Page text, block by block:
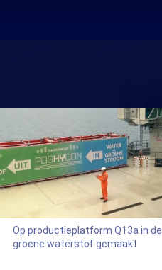
Op productieplatform Q13a in
groene waterstof gemaakt